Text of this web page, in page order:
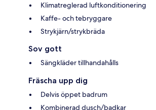
Klimatreglerad luftkonditionering
Kaffe- och tebryggare
Strykjärn/strykbräda
Sov gott
Sängkläder tillhandahålls
Fräscha upp dig
Delvis öppet badrum
Kombinerad dusch/badkar